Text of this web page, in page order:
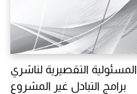
المسئولية التقصيرية لناشري
برامج التبادل غير المشروع